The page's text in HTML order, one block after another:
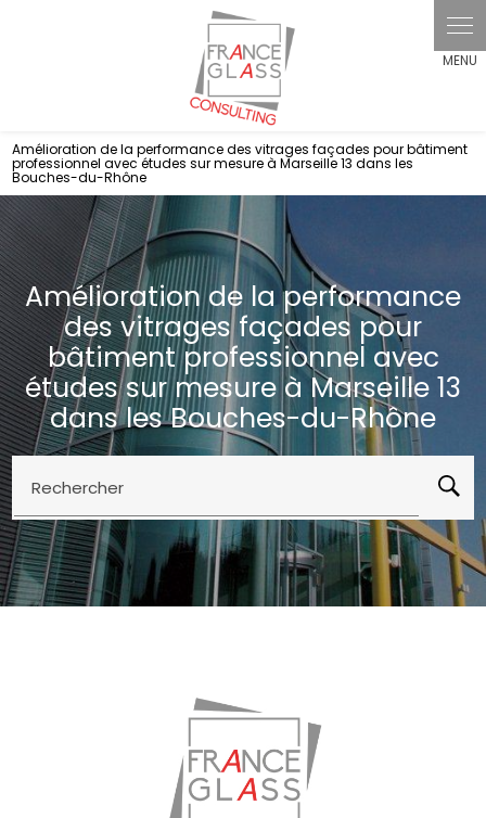
Amélioration de la performance des vitrages façades pour bâtiment
professionnel avec études sur mesure à Marseille 13 dans les
Bouches-du-Rhône
Amélioration de la performance
des vitrages façades pour
bâtiment professionnel avec
études sur mesure à Marseille 13
dans les Bouches-du-Rhône
Rechercher
Panneau de gestion des cookies